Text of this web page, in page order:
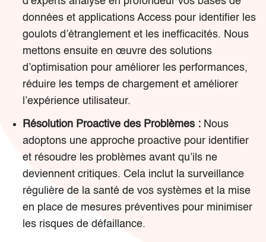
données et applications Access pour identifier les
goulots d’étranglement et les inefficacités. Nous
mettons ensuite en œuvre des solutions
d’optimisation pour améliorer les performances,
réduire les temps de chargement et améliorer
l’expérience utilisateur.
Résolution Proactive des Problèmes :Nous
adoptons une approche proactive pour identifier
et résoudre les problèmes avant qu’ils ne
deviennent critiques. Cela inclut la surveillance
régulière de la santé de vos systèmes et la mise
en place de mesures préventives pour minimiser
les risques de défaillance.